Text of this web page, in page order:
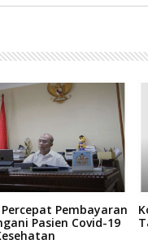
Pembayaran
Pasien Covid-19